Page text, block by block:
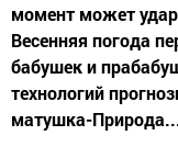
момент может
Весенняя погода
бабушек и
технологий
матушка-